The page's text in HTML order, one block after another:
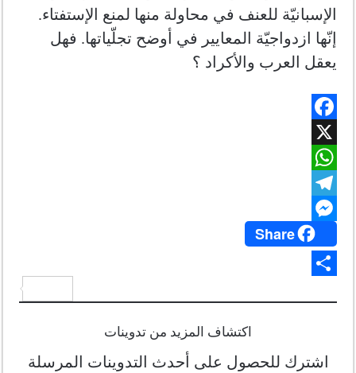
الإسبانيّة للعنف في محاولة منها لمنع الإستفتاء.
إنّها ازدواجيّة المعايير في أوضح تجلّياتها. فهل
يعقل العرب والأكراد ؟
F
a
c
e
b
o
o
k
X
W
h
a
A
T
e
l
r
e
e
Share
h
اكتشاف المزيد من تدوينات
اشترك للحصول على أحدث التدوينات المرسلة